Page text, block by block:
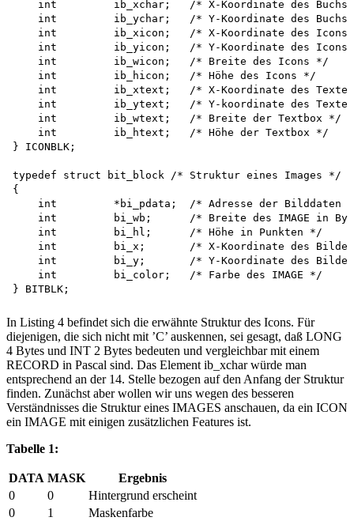
int         ib_xchar;   /* X-Koordinate des
int         ib_ychar;   /* Y-Koordinate des
int         ib_xicon;   /* X-Koordinate des Icons
int         ib_yicon;   /* Y-Koordinate des Icons
    int         ib_wicon;   /* Breite des Icons */
    int         ib_hicon;   /* Höhe des Icons */
int         ib_xtext;   /* X-Koordinate des
int         ib_ytext;   /* Y-koordinate des
    int         ib_wtext;   /* Breite der Textbox */
    int         ib_htext;   /* Höhe der Textbox */
} ICONBLK;
typedef struct bit_block /* Struktur eines Images */
{
int         *bi_pdata;  /* Adresse der Bilddaten
int         bi_wb;      /* Breite des IMAGE in
    int         bi_hl;      /* Höhe in Punkten */
int         bi_x;       /* X-Koordinate des
int         bi_y;       /* Y-Koordinate des
    int         bi_color;   /* Farbe des IMAGE */
In Listing 4 befindet sich die erwähnte Struktur des Icons. Für
diejenigen, die sich nicht mit ’C’ auskennen, sei gesagt, daß LONG
4 Bytes und INT 2 Bytes bedeuten und vergleichbar mit einem
RECORD in Pascal sind. Das Element ib_xchar würde man
entsprechend an der 14. Stelle bezogen auf den Anfang der Struktur
finden. Zunächst aber wollen wir uns wegen des besseren
Verständnisses die Struktur eines IMAGES anschauen, da ein ICON
ein IMAGE mit einigen zusätzlichen Features ist.
Tabelle 1:
DATA MASK
Ergebnis
0
0
Hintergrund erscheint
0
1
Maskenfarbe